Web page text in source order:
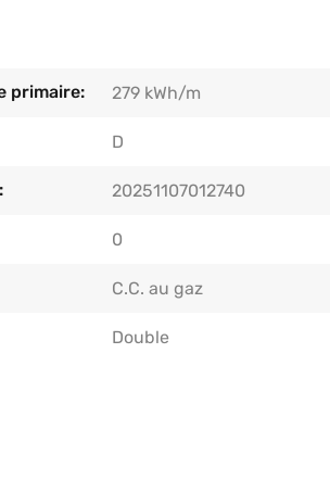
primaire: 279 kWh/m
D
20251107012740
0
C.C. au gaz
Double